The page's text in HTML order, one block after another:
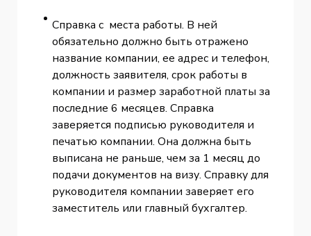
Справка с места работы. В ней
обязательно должно быть отражено
название компании, ее адрес и телефон,
должность заявителя, срок работы в
компании и размер заработной платы за
последние 6 месяцев. Справка
заверяется подписью руководителя и
печатью компании. Она должна быть
выписана не раньше, чем за 1 месяц до
подачи документов на визу. Справку для
руководителя компании заверяет его
заместитель или главный бухгалтер.